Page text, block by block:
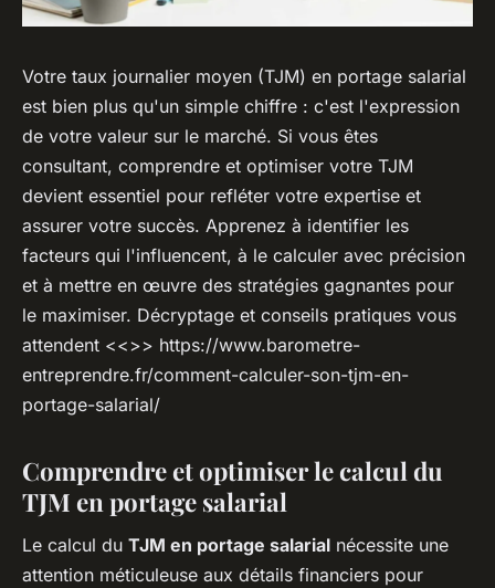
Votre taux journalier moyen (TJM) en portage salarial
est bien plus qu'un simple chiffre : c'est l'expression
de votre valeur sur le marché. Si vous êtes
consultant, comprendre et optimiser votre TJM
devient essentiel pour refléter votre expertise et
assurer votre succès. Apprenez à identifier les
facteurs qui l'influencent, à le calculer avec précision
et à mettre en œuvre des stratégies gagnantes pour
le maximiser. Décryptage et conseils pratiques vous
attendent <<>> https://www.barometre-
entreprendre.fr/comment-calculer-son-tjm-en-
portage-salarial/
Comprendre et optimiser le calcul du
TJM en portage salarial
Le calcul du TJM en portage salarial nécessite une
attention méticuleuse aux détails financiers pour